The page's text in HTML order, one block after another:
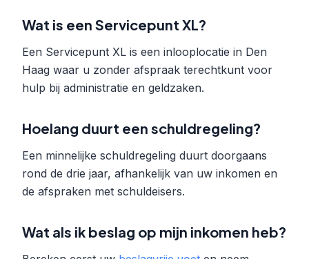
Wat is een Servicepunt XL?
Een Servicepunt XL is een inlooplocatie in Den
Haag waar u zonder afspraak terechtkunt voor
hulp bij administratie en geldzaken.
Hoelang duurt een schuldregeling?
Een minnelijke schuldregeling duurt doorgaans
rond de drie jaar, afhankelijk van uw inkomen en
de afspraken met schuldeisers.
Wat als ik beslag op mijn inkomen heb?